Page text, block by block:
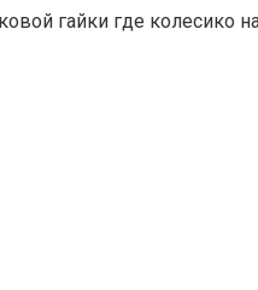
гайки где колесико